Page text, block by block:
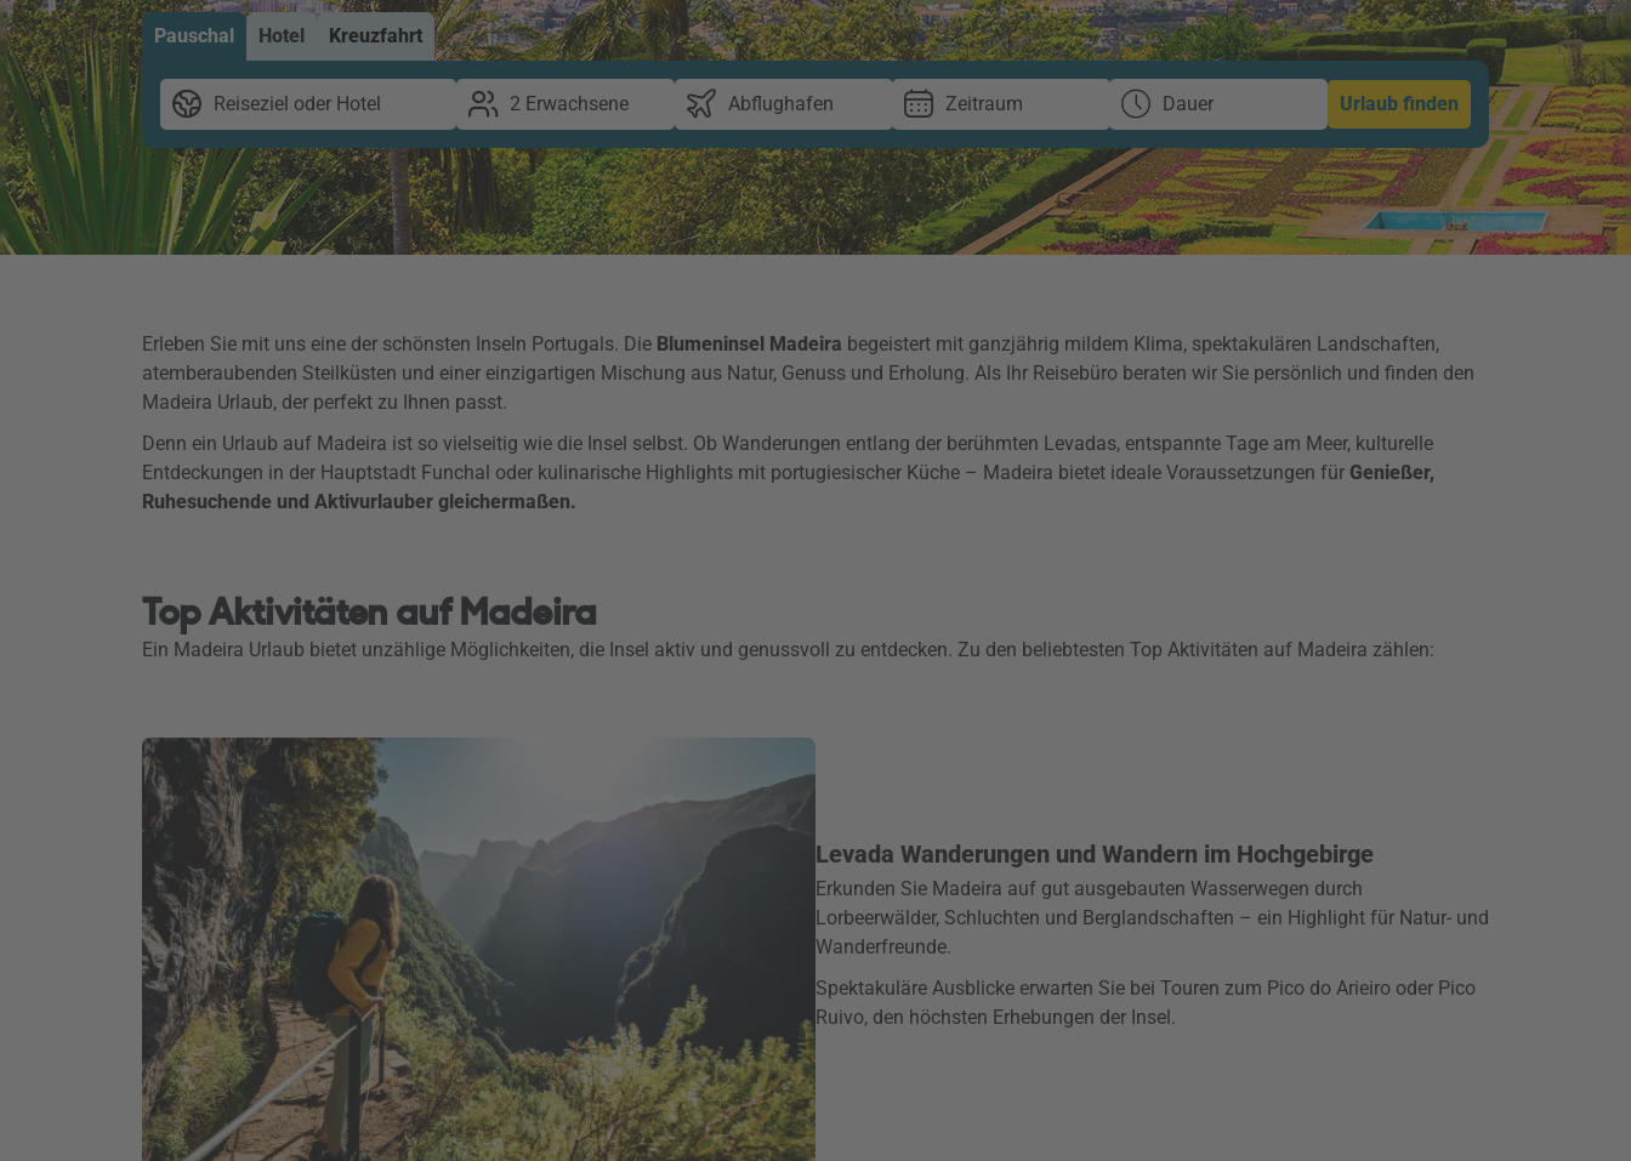
Pauschal Hotel Kreuzfahrt
Reiseziel oder Hotel 2 Erwachsene Abflughafen Zeitraum Dauer Urlaub finden
Erleben Sie mit uns eine der schönsten Inseln Portugals. Die Blumeninsel Madeira begeistert mit ganzjährig mildem Klima, spektakulären Landschaften,
atemberaubenden Steilküsten und einer einzigartigen Mischung aus Natur, Genuss und Erholung. Als Ihr Reisebüro beraten wir Sie persönlich und finden den
Madeira Urlaub, der perfekt zu Ihnen passt.
Denn ein Urlaub auf Madeira ist so vielseitig wie die Insel selbst. Ob Wanderungen entlang der berühmten Levadas, entspannte Tage am Meer, kulturelle
Entdeckungen in der Hauptstadt Funchal oder kulinarische Highlights mit portugiesischer Küche – Madeira bietet ideale Voraussetzungen für Genießer,
Ruhesuchende und Aktivurlauber gleichermaßen.
Top Aktivitäten auf Madeira
Ein Madeira Urlaub bietet unzählige Möglichkeiten, die Insel aktiv und genussvoll zu entdecken. Zu den beliebtesten Top Aktivitäten auf Madeira zählen:
Levada Wanderungen und Wandern im Hochgebirge
Erkunden Sie Madeira auf gut ausgebauten Wasserwegen durch
Lorbeerwälder, Schluchten und Berglandschaften – ein Highlight für Natur- und
Wanderfreunde.
Spektakuläre Ausblicke erwarten Sie bei Touren zum Pico do Arieiro oder Pico
Ruivo, den höchsten Erhebungen der Insel.